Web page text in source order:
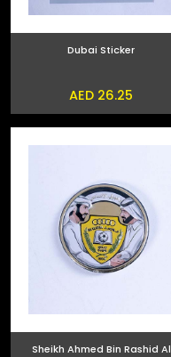
Dubai Sticker
AED 26.25
Sheikh Ahmed Bin Rashid Al